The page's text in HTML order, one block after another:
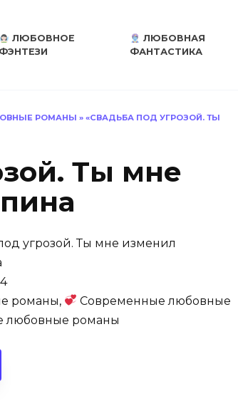
ЛЮБОВНОЕ
ФЭНТЕЗИ
ЛЮБОВНАЯ
ФАНТАСТИКА
РОМАНЫ » «СВАДЬБА ПОД УГРОЗОЙ. ТЫ
Ты мне
угрозой. Ты мне изменил
романы,
Современные любовные
любовные романы